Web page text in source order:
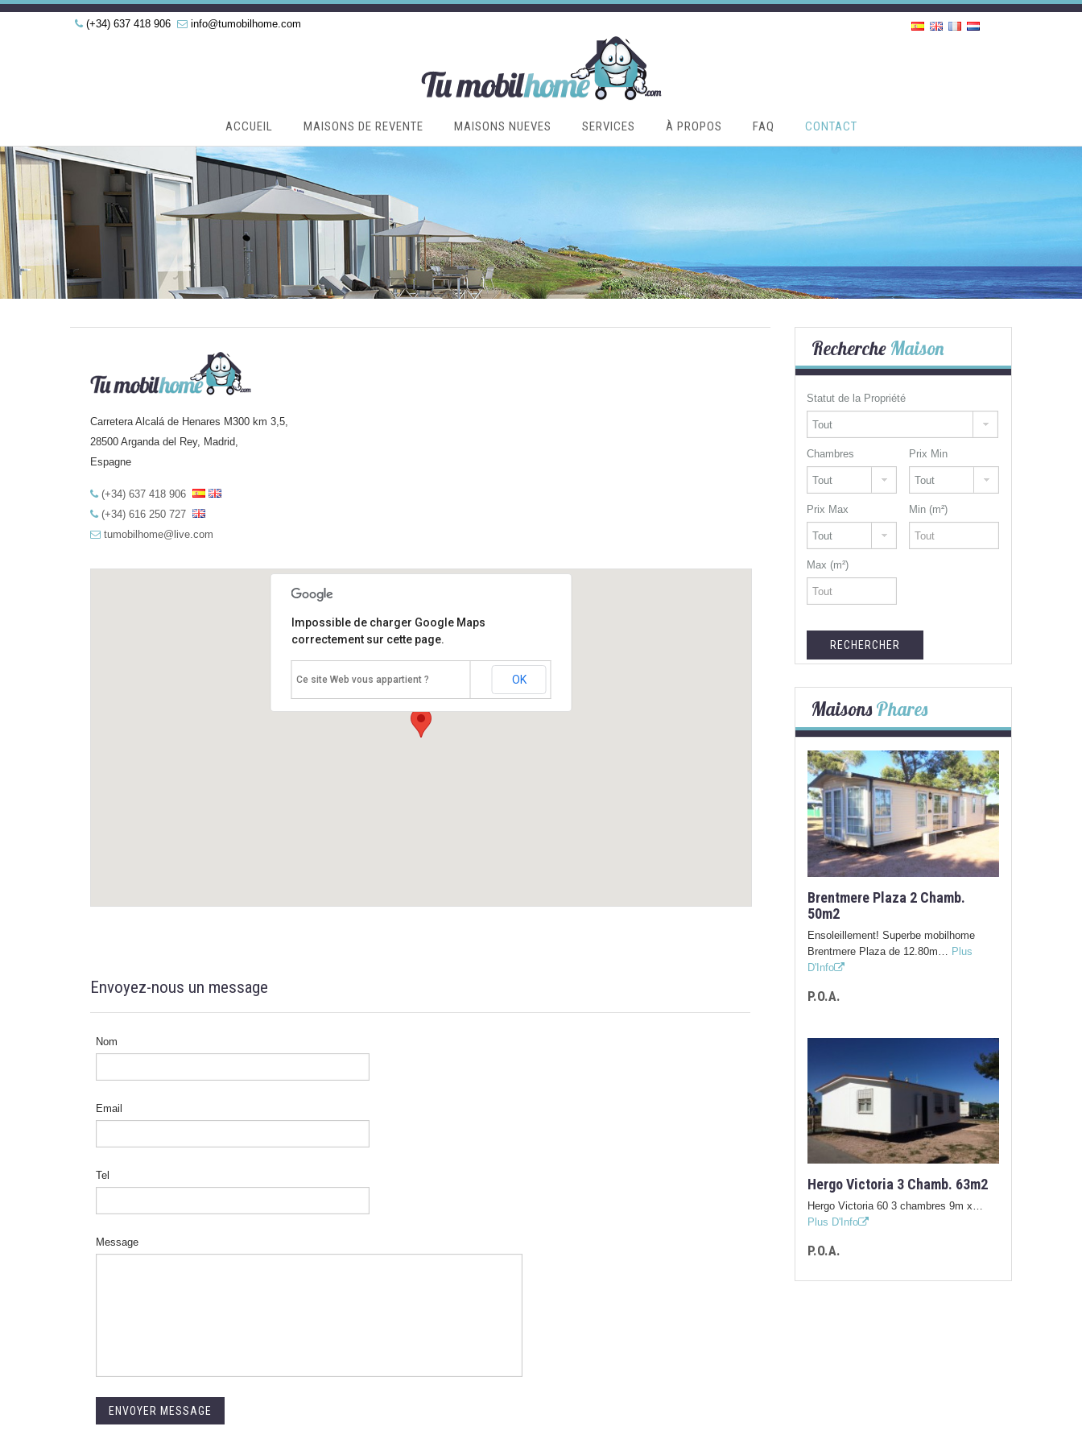
(+34) 637 418 906 info@tumobilhome.com
ACCUEIL MAISONS DE REVENTE MAISONS NUEVES SERVICES À PROPOS FAQ CONTACT
Carretera Alcalá de Henares M300 km 3,5,
28500 Arganda del Rey, Madrid,
Espagne
(+34) 637 418 906
(+34) 616 250 727
tumobilhome@live.com
Impossible de charger Google Maps
correctement sur cette page.
Ce site Web vous appartient ? OK
Envoyez-nous un message
Nom
Email
Tel
Message
Recherche Maison
Statut de la Propriété
Chambres Prix Min
Prix Max Min (m²)
Max (m²)
MaisonsPhares
Brentmere Plaza 2 Chamb.
50m2
Ensoleillement! Superbe mobilhome
Brentmere Plaza de 12.80m… Plus
D'Info
P.O.A.
Hergo Victoria 3 Chamb. 63m2
Hergo Victoria 60 3 chambres 9m x…
Plus D'Info
P.O.A.